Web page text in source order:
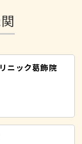
ニック葛飾院